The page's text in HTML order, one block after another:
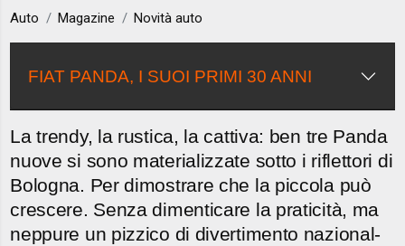
Auto Magazine Novità auto
FIAT PANDA, I SUOI PRIMI 30 ANNI
La trendy, la rustica, la cattiva: ben tre Panda
nuove si sono materializzate sotto i riflettori di
Bologna. Per dimostrare che la piccola può
crescere. Senza dimenticare la praticità, ma
neppure un pizzico di divertimento nazional-